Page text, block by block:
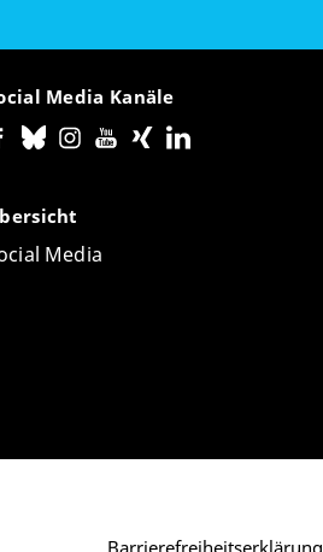
Media Kanäle
Media
Barrierefreiheitserklärung